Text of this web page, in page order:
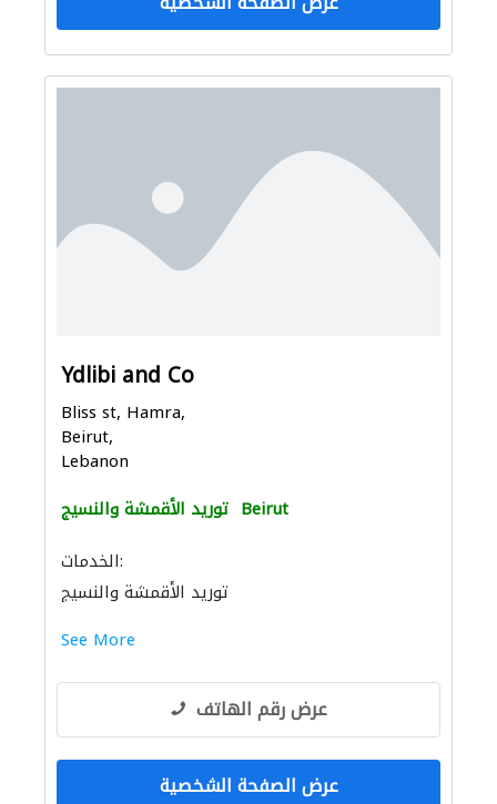
Ydlibi and Co
Bliss st, Hamra,
Beirut,
Lebanon
توريد الأقمشة والنسيج Beirut
الخدمات:
توريد الأقمشة والنسيج
See More
عرض رقم الهاتف
عرض الصفحة الشخصية